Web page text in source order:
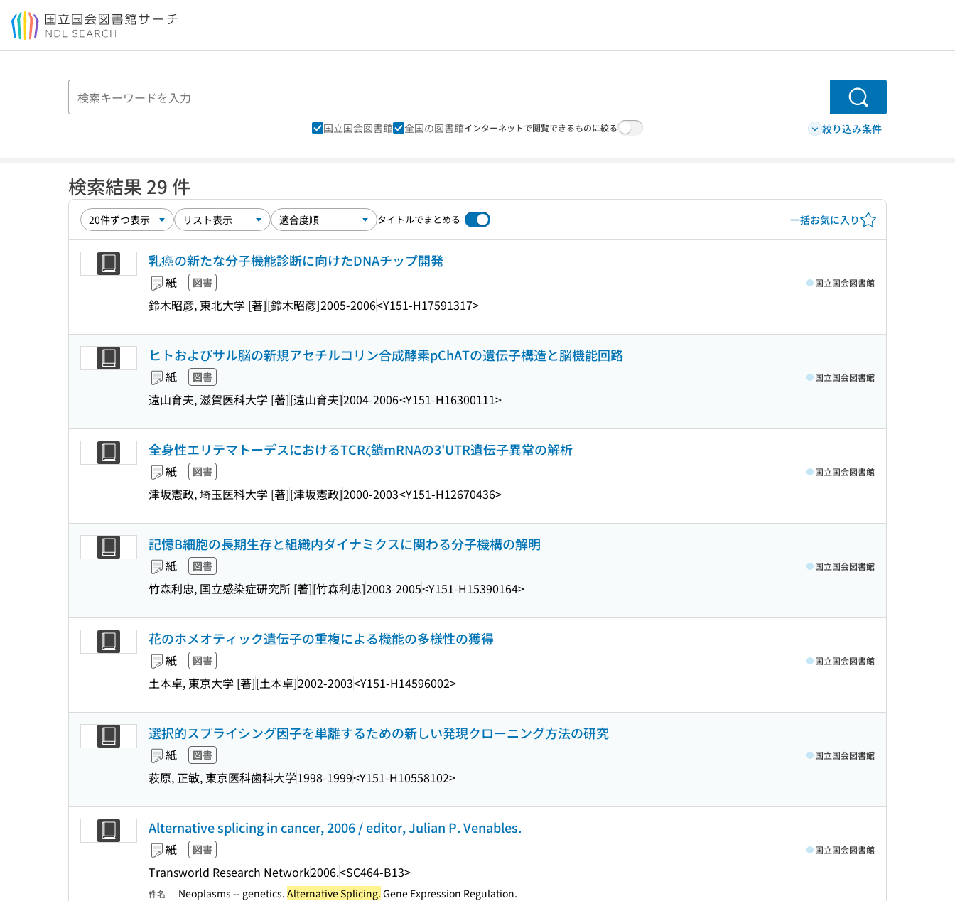
本文へ移動
検索
国立国会図書館 全国の図書館インターネットで閲覧できるものに絞る 絞り込み条件
検索結果 29 件
タイトルでまとめる 一括お気に入り
乳癌の新たな分子機能診断に向けたDNAチップ開発
紙 図書
鈴木昭彦, 東北大学 [著][鈴木昭彦]2005-2006<Y151-H17591317>
国立国会図書館
ヒトおよびサル脳の新規アセチルコリン合成酵素pChATの遺伝子構造と脳機能回路
紙 図書
遠山育夫, 滋賀医科大学 [著][遠山育夫]2004-2006<Y151-H16300111>
国立国会図書館
全身性エリテマトーデスにおけるTCRζ鎖mRNAの3'UTR遺伝子異常の解析
紙 図書
津坂憲政, 埼玉医科大学 [著][津坂憲政]2000-2003<Y151-H12670436>
国立国会図書館
記憶B細胞の長期生存と組織内ダイナミクスに関わる分子機構の解明
紙 図書
竹森利忠, 国立感染症研究所 [著][竹森利忠]2003-2005<Y151-H15390164>
国立国会図書館
花のホメオティック遺伝子の重複による機能の多様性の獲得
紙 図書
土本卓, 東京大学 [著][土本卓]2002-2003<Y151-H14596002>
国立国会図書館
選択的スプライシング因子を単離するための新しい発現クローニング方法の研究
紙 図書
萩原, 正敏, 東京医科歯科大学1998-1999<Y151-H10558102>
国立国会図書館
Alternative splicing in cancer, 2006 / editor, Julian P. Venables.
紙 図書
Transworld Research Network2006.<SC464-B13>
国立国会図書館
件名 Neoplasms -- genetics. Alternative Splicing. Gene Expression Regulation.